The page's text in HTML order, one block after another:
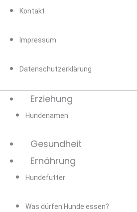
Kontakt
Impressum
Datenschutzerklärung
Erziehung
Hundenamen
Gesundheit
Ernährung
Hundefutter
Was dürfen Hunde essen?